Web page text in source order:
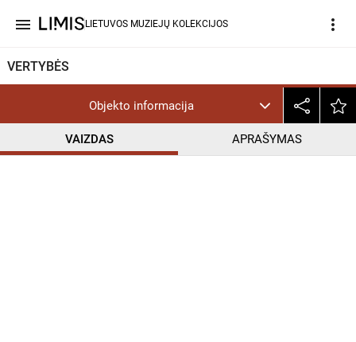
menu LIETUVOS MUZIEJŲ KOLEKCIJOS more_vert
VERTYBĖS
Objekto informacija
VAIZDAS APRAŠYMAS